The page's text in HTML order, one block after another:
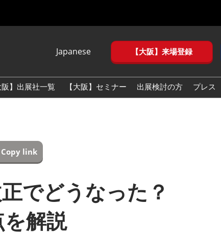
Japanese
English
Korean (Naver
【大阪】来場登録
阪】出展社一覧 【大阪】セミナー 出展検討の方 プレス
Copy link
でどうなった？
解説